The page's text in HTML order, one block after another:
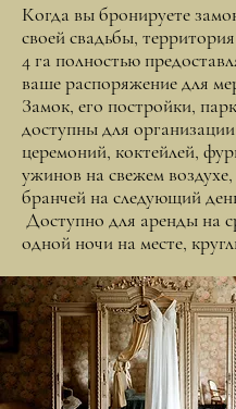
Когда вы бронируете
своей свадьбы,
4 га полностью
ваше распоряжение для
Замок, его постройки,
доступны для организации
церемоний, коктейлей,
ужинов на свежем воздухе,
бранчей на следующий
Доступно для аренды на
одной ночи на месте,